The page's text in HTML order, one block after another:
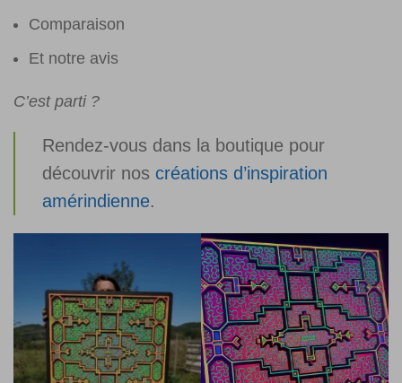
Comparaison
Et notre avis
C’est parti ?
Rendez-vous dans la boutique pour
découvrir nos créations d’inspiration
amérindienne.